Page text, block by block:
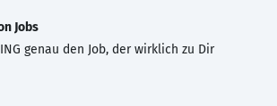
Jobs
genau den Job, der wirklich zu Dir